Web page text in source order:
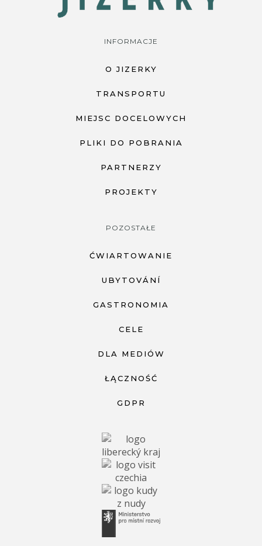
INFORMACJE
O JIZERKY
TRANSPORTU
MIEJSC DOCELOWYCH
PLIKI DO POBRANIA
PARTNERZY
PROJEKTY
POZOSTAŁE
ĆWIARTOWANIE
UBYTOVÁNÍ
GASTRONOMIA
CELE
DLA MEDIÓW
ŁĄCZNOŚĆ
GDPR